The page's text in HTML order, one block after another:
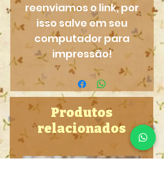
reenviamos o link, por
isso salve em seu
computador para
impressão!
Produtos
relacionados